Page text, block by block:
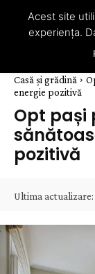
Casă și grădină
energie pozitivă
Opt pași
pozitivă
Ultima actualizare:
Acest site
experiența.